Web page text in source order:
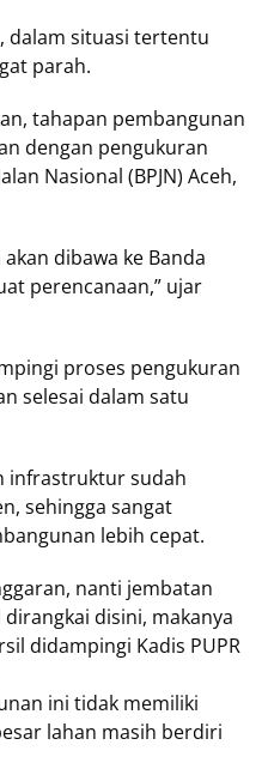
dalam situasi tertentu
parah.
tahapan pembangunan
dengan pengukuran
Nasional (BPJN) Aceh,
dibawa ke Banda
perencanaan,” ujar
proses pengukuran
selesai dalam satu
infrastruktur sudah
sehingga sangat
lebih cepat.
nanti jembatan
disini, makanya
didampingi Kadis PUPR
ini tidak memiliki
lahan masih berdiri